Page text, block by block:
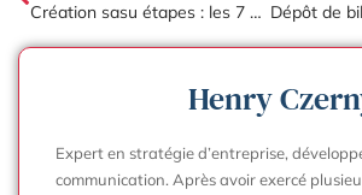
Création sasu étapes : les 7 démarches incontournables à suivre pour réussir
Henry
Expert en stratégie d’entreprise,
communication. Après avoir exercé